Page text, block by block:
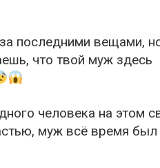
последними вещами,
что твой муж здесь
человека на этом
муж всё время был